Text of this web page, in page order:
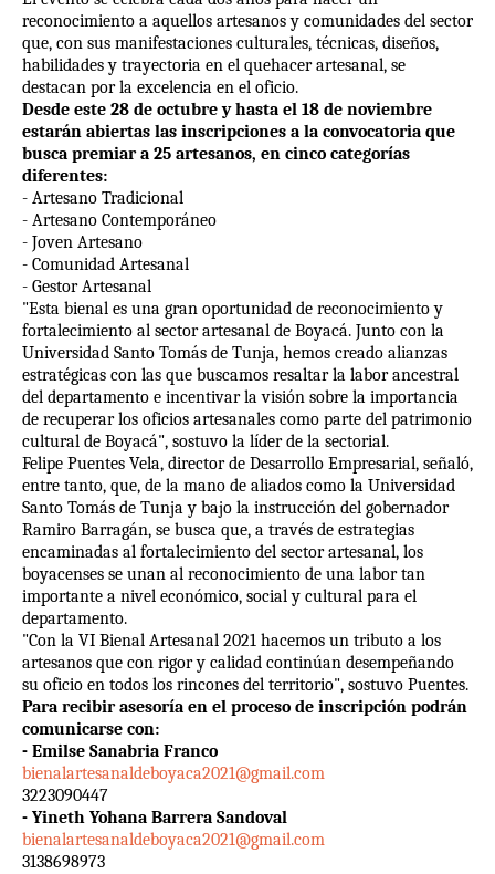
reconocimiento a aquellos artesanos y comunidades del sector
que, con sus manifestaciones culturales, técnicas, diseños,
habilidades y trayectoria en el quehacer artesanal, se
destacan por la excelencia en el oficio.
Desde este 28 de octubre y hasta el 18 de noviembre
estarán abiertas las inscripciones a la convocatoria que
busca premiar a 25 artesanos, en cinco categorías
diferentes:
- Artesano Tradicional
- Artesano Contemporáneo
- Joven Artesano
- Comunidad Artesanal
- Gestor Artesanal
"Esta bienal es una gran oportunidad de reconocimiento y
fortalecimiento al sector artesanal de Boyacá. Junto con la
Universidad Santo Tomás de Tunja, hemos creado alianzas
estratégicas con las que buscamos resaltar la labor ancestral
del departamento e incentivar la visión sobre la importancia
de recuperar los oficios artesanales como parte del patrimonio
cultural de Boyacá", sostuvo la líder de la sectorial.
Felipe Puentes Vela, director de Desarrollo Empresarial, señaló,
entre tanto, que, de la mano de aliados como la Universidad
Santo Tomás de Tunja y bajo la instrucción del gobernador
Ramiro Barragán, se busca que, a través de estrategias
encaminadas al fortalecimiento del sector artesanal, los
boyacenses se unan al reconocimiento de una labor tan
importante a nivel económico, social y cultural para el
departamento.
"Con la VI Bienal Artesanal 2021 hacemos un tributo a los
artesanos que con rigor y calidad continúan desempeñando
su oficio en todos los rincones del territorio", sostuvo Puentes.
Para recibir asesoría en el proceso de inscripción podrán
comunicarse con:
- Emilse Sanabria Franco
bienalartesanaldeboyaca2021@gmail.com
3223090447
- Yineth Yohana Barrera Sandoval
bienalartesanaldeboyaca2021@gmail.com
3138698973